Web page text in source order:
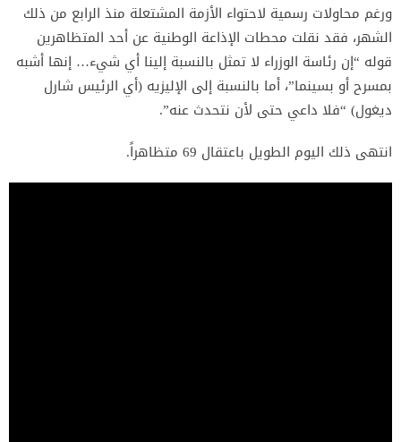
ورغم محاولات رسمية لاحتواء الأزمة المشتعلة منذ الرابع من ذلك
الشهر، فقد نقلت محطات الإذاعة الوطنية عن أحد المتظاهرين
قوله “إن رئاسة الوزراء لا تمثل بالنسبة إلينا أي شيء… إنها أشبه
بمسرح أو بسينما”، أما بالنسبة إلى الإليزيه (أي الرئيس شارل
ديغول) “فلا داعي حتى لأن نتحدث عنه”.
انتهى ذلك اليوم الطويل باعتقال 69 متظاهراً.